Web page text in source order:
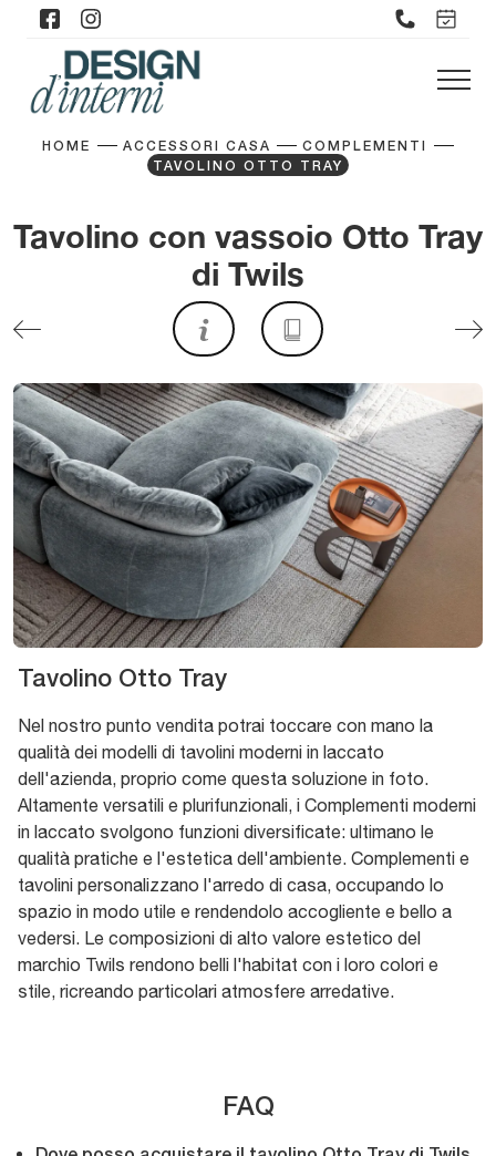
HOME ACCESSORI CASA
COMPLEMENTI
TAVOLINO OTTO TRAY
Tavolino con vassoio Otto Tray
di Twils
Tavolino Otto Tray
Nel nostro punto vendita potrai toccare con mano la
qualità dei modelli di tavolini moderni in laccato
dell'azienda, proprio come questa soluzione in foto.
Altamente versatili e plurifunzionali, i Complementi moderni
in laccato svolgono funzioni diversificate: ultimano le
qualità pratiche e l'estetica dell'ambiente. Complementi e
tavolini personalizzano l'arredo di casa, occupando lo
spazio in modo utile e rendendolo accogliente e bello a
vedersi. Le composizioni di alto valore estetico del
marchio Twils rendono belli l'habitat con i loro colori e
stile, ricreando particolari atmosfere arredative.
FAQ